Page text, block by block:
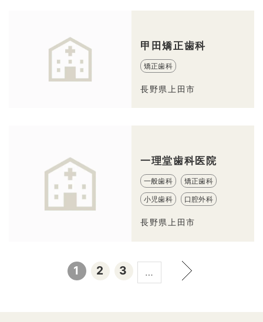
甲田矯正歯科
矯正歯科
長野県上田市
一理堂歯科医院
一般歯科 矯正歯科
小児歯科 口腔外科
長野県上田市
1 2 3 …